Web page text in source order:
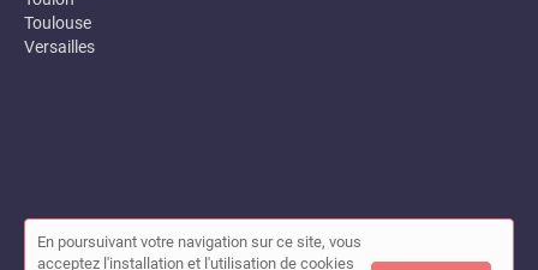
Toulouse
Versailles
© Annuaire des entreprises locales (Garance) 2026 |
En poursuivant votre navigation sur ce site, vous
acceptez l'installation et l'utilisation de cookies